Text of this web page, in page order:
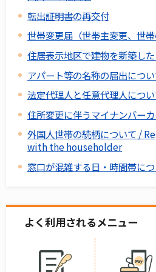
転出証明書の再交付
世帯変更届（世帯主変更、世帯
住居表示地区で建物を新築し
アパート等の名称の届出につ
法定代理人と任意代理人につ
住所変更に伴うマイナンバー
外国人世帯の続柄について /
with the householder
窓口が混雑する日・時間帯に
よく利用されるメニュー